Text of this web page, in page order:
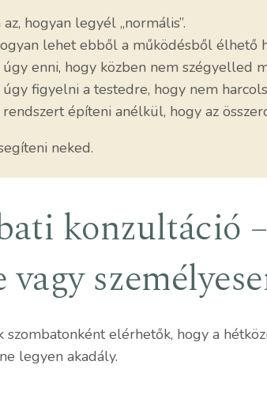
hogyan legyél „normális”.
lehet ebből a működésből élhető
enni, hogy közben nem szégyelled
figyelni a testedre, hogy nem
építeni anélkül, hogy az
neked.
konzultáció –
szombatonként elérhetők, hogy a
legyen akadály.